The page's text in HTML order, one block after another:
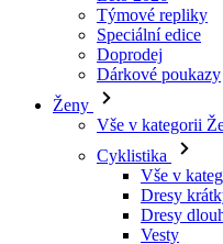
Ženy
Vše v kategorii
Cyklistika
Vše v
Dresy
Vesty
Bundy
Kraťasy
3/4 kalhoty
Dlouhé
Spodní